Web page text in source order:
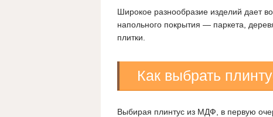
Широкое разнообразие изделий дает
напольного покрытия — паркета,
плитки.
Как выбрать
Выбирая плинтус из МДФ, в первую